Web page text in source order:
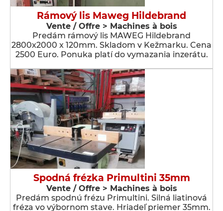
Rámový lis Maweg Hildebrand
Vente / Offre > Machines à bois
Predám rámový lis MAWEG Hildebrand
2800x2000 x 120mm. Skladom v Kežmarku. Cena
2500 Euro. Ponuka platí do vymazania inzerátu.
Spodná frézka Primultini 35mm
Vente / Offre > Machines à bois
Predám spodnú frézu Primultini. Silná liatinová
fréza vo výbornom stave. Hriadeľ priemer 35mm.